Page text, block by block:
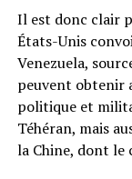
Il est donc clair
États-Unis
Venezuela,
peuvent obtenir
politique et
Téhéran, mais
la Chine, dont